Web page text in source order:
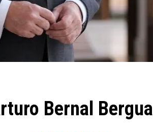
Bernal Bergua